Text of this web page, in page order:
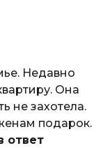
Недавно
Она
не захотела.
подарок.
ответ